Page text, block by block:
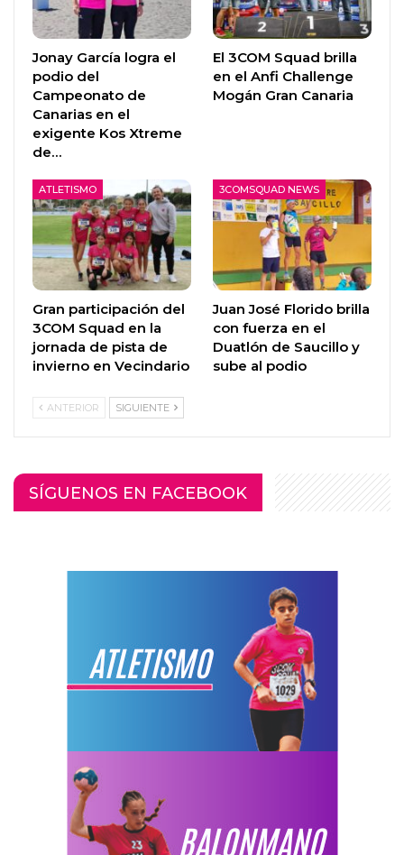
Jonay García logra el
podio del
Campeonato de
Canarias en el
exigente Kos Xtreme
de…
El 3COM Squad brilla
en el Anfi Challenge
Mogán Gran Canaria
ATLETISMO
Gran participación del
3COM Squad en la
jornada de pista de
invierno en Vecindario
3COMSQUAD NEWS
Juan José Florido brilla
con fuerza en el
Duatlón de Saucillo y
sube al podio
ANTERIOR SIGUIENTE
SÍGUENOS EN FACEBOOK